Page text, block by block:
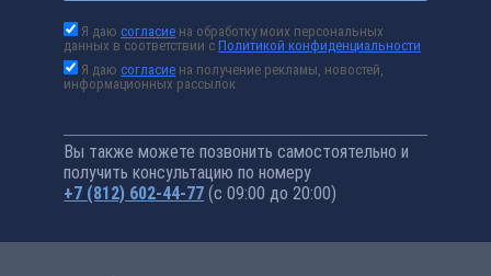
Я даюсогласие на обработку моих персональных
данных в соответствии сПолитикой конфиденциальности
Я даюсогласие на получение рекламы, новостей,
информационных рассылок
Вы также можете позвонить самостоятельно и
получить консультацию по номеру
+7 (812) 602-44-77 (с 09:00 до 20:00)